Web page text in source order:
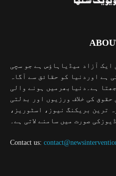
ایک آزاد میڈیاہاؤس ہے جو سچی
ہے اوردنیا کو حقائق سے آگاہ
ہے۔دنیابھرمیں ہونے والی
کی خلاف ورزیوں اور بدلتی
ترین بریکنگ نیوز، اسٹوریز،
صورت میں سامنے لاتی ہے۔
Contact us: